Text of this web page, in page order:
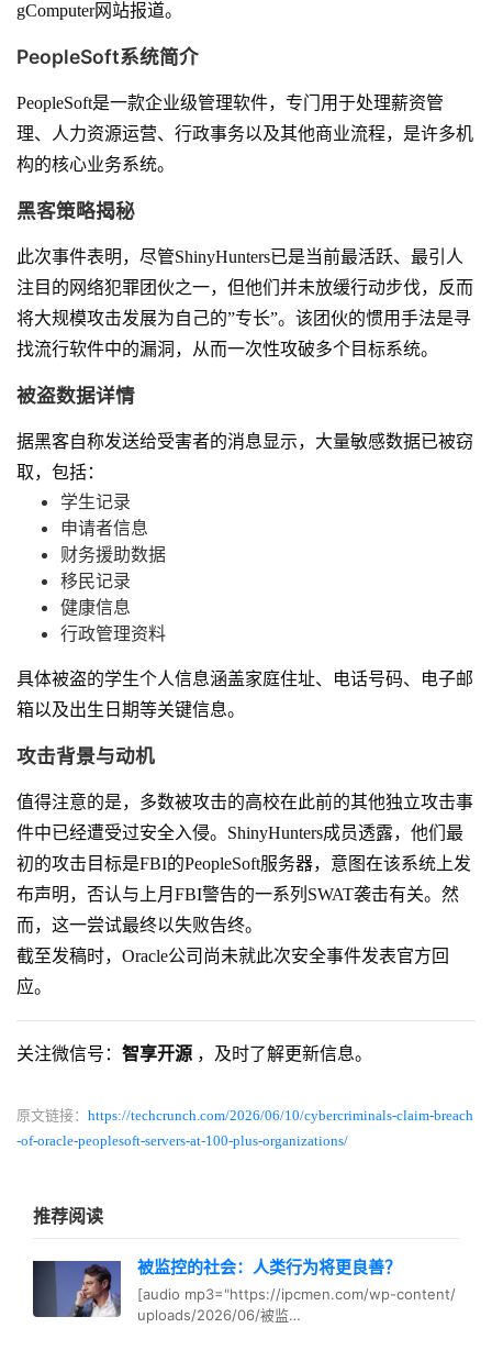
gComputer网站报道。
PeopleSoft系统简介
PeopleSoft是一款企业级管理软件，专门用于处理薪资管
理、人力资源运营、行政事务以及其他商业流程，是许多机
构的核心业务系统。
黑客策略揭秘
此次事件表明，尽管ShinyHunters已是当前最活跃、最引人
注目的网络犯罪团伙之一，但他们并未放缓行动步伐，反而
将大规模攻击发展为自己的”专长”。该团伙的惯用手法是寻
找流行软件中的漏洞，从而一次性攻破多个目标系统。
被盗数据详情
据黑客自称发送给受害者的消息显示，大量敏感数据已被窃
取，包括：
学生记录
申请者信息
财务援助数据
移民记录
健康信息
行政管理资料
具体被盗的学生个人信息涵盖家庭住址、电话号码、电子邮
箱以及出生日期等关键信息。
攻击背景与动机
值得注意的是，多数被攻击的高校在此前的其他独立攻击事
件中已经遭受过安全入侵。ShinyHunters成员透露，他们最
初的攻击目标是FBI的PeopleSoft服务器，意图在该系统上发
布声明，否认与上月FBI警告的一系列SWAT袭击有关。然
而，这一尝试最终以失败告终。
截至发稿时，Oracle公司尚未就此次安全事件发表官方回
应。
关注微信号： 智享开源 ，及时了解更新信息。
原文链接： https://techcrunch.com/2026/06/10/cybercriminals-claim-breach
-of-oracle-peoplesoft-servers-at-100-plus-organizations/
推荐阅读
被监控的社会：人类行为将更良善？
[audio mp3="https://ipcmen.com/wp-content/
uploads/2026/06/被监…